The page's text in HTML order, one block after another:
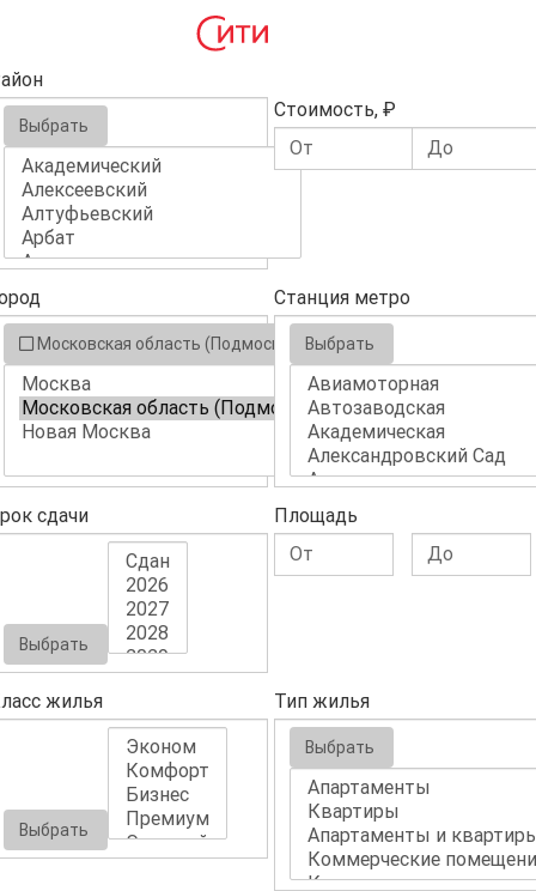
Выбрать
Стоимость, ₽
Московская область (Подмосковье)
Станция метро
Выбрать
сдачи
Выбрать
Площадь
жилья
Выбрать
Тип жилья
Выбрать